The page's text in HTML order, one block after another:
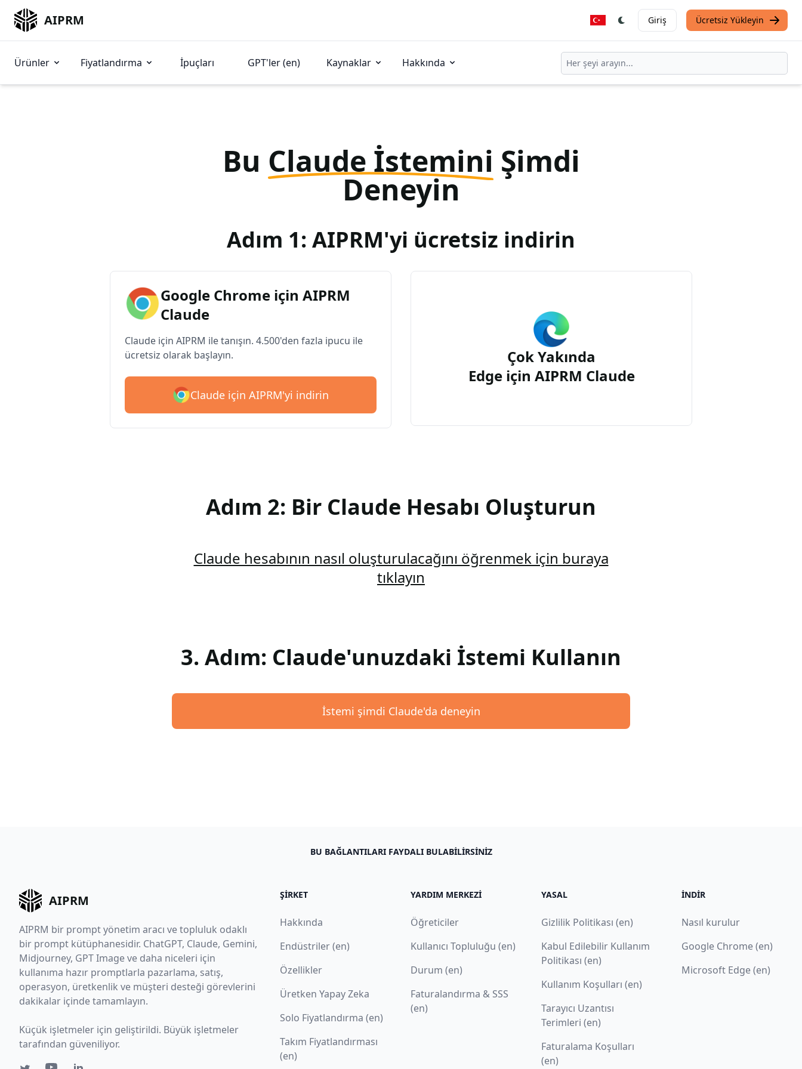
AIPRM Giriş Ücretsiz Yükleyin
Ürünler Fiyatlandırma İpuçları GPT'ler (en) Kaynaklar Hakkında
Bu Claude İstemini Şimdi
Deneyin
Adım 1: AIPRM'yi ücretsiz indirin
Google Chrome için AIPRM
Claude
Claude için AIPRM ile tanışın. 4.500'den fazla ipucu ile
ücretsiz olarak başlayın.
Claude için AIPRM'yi indirin
Çok Yakında
Edge için AIPRM Claude
Adım 2: Bir Claude Hesabı Oluşturun
Claude hesabının nasıl oluşturulacağını öğrenmek için buraya
tıklayın
3. Adım: Claude'unuzdaki İstemi Kullanın
İstemi şimdi Claude'da deneyin
BU BAĞLANTILARI FAYDALI BULABILIRSINIZ
AIPRM
AIPRM bir prompt yönetim aracı ve topluluk odaklı
bir prompt kütüphanesidir. ChatGPT, Claude, Gemini,
Midjourney, GPT Image ve daha niceleri için
kullanıma hazır promptlarla pazarlama, satış,
operasyon, üretkenlik ve müşteri desteği görevlerini
dakikalar içinde tamamlayın.
Küçük işletmeler için geliştirildi. Büyük işletmeler
tarafından güveniliyor.
ŞIRKET
Hakkında
Endüstriler (en)
Özellikler
Üretken Yapay Zeka
Solo Fiyatlandırma (en)
Takım Fiyatlandırması
(en)
YARDIM MERKEZI
Öğreticiler
Kullanıcı Topluluğu (en)
Durum (en)
Faturalandırma & SSS
(en)
YASAL
Gizlilik Politikası (en)
Kabul Edilebilir Kullanım
Politikası (en)
Kullanım Koşulları (en)
Tarayıcı Uzantısı
Terimleri (en)
Faturalama Koşulları
(en)
İNDIR
Nasıl kurulur
Google Chrome (en)
Microsoft Edge (en)